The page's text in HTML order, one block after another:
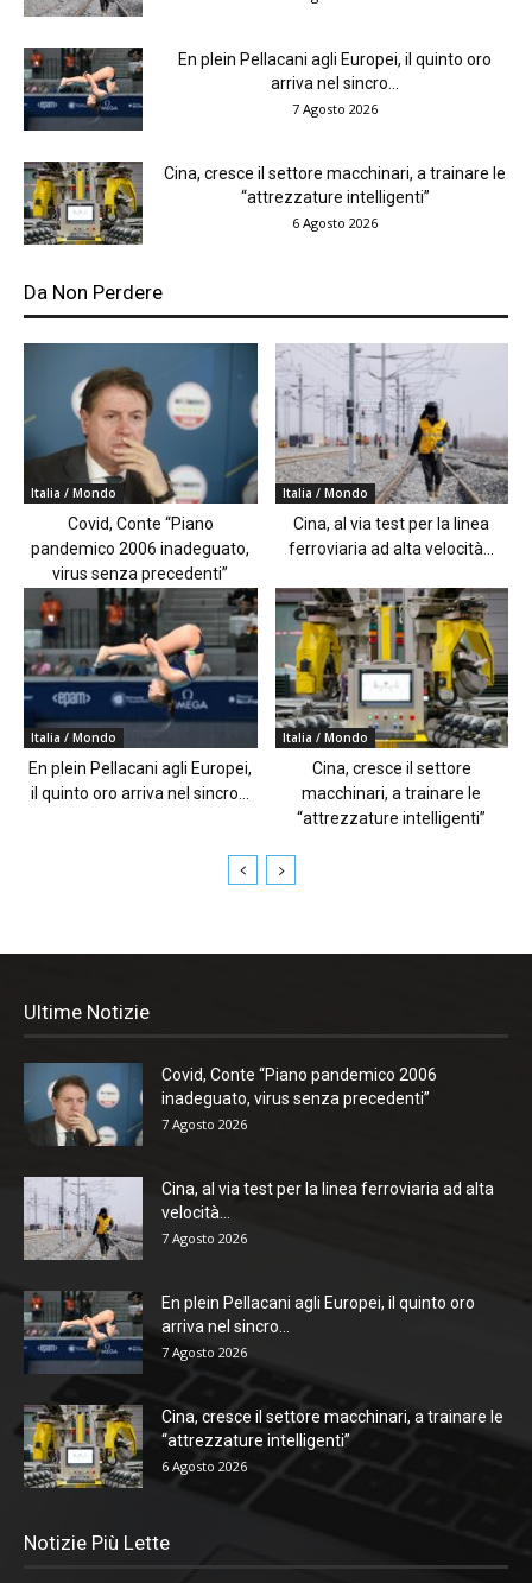
En plein Pellacani agli Europei, il quinto oro
arriva nel sincro...
7 Agosto 2026
Cina, cresce il settore macchinari, a trainare le
“attrezzature intelligenti”
6 Agosto 2026
Da Non Perdere
Italia / Mondo
Covid, Conte “Piano
pandemico 2006 inadeguato,
virus senza precedenti”
Italia / Mondo
Cina, al via test per la linea
ferroviaria ad alta velocità...
Italia / Mondo
En plein Pellacani agli Europei,
il quinto oro arriva nel sincro...
Italia / Mondo
Cina, cresce il settore
macchinari, a trainare le
“attrezzature intelligenti”
Ultime Notizie
Covid, Conte “Piano pandemico 2006
inadeguato, virus senza precedenti”
7 Agosto 2026
Cina, al via test per la linea ferroviaria ad alta
velocità...
7 Agosto 2026
En plein Pellacani agli Europei, il quinto oro
arriva nel sincro...
7 Agosto 2026
Cina, cresce il settore macchinari, a trainare le
“attrezzature intelligenti”
6 Agosto 2026
Notizie Più Lette